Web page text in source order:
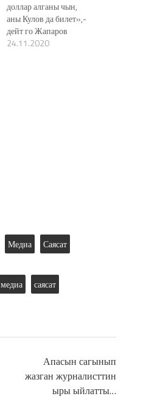
доллар алганы чын,
аны Кулов да билет»,-
дейт го Жапаров
24.11.2020
Медиа Саясат
медиа
саясат
Апасын сагынып
жазган журналисттин
ыры ыйлатты…